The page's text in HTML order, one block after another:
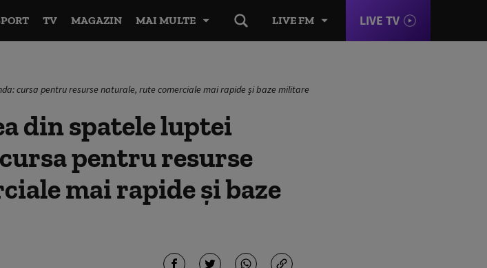
LIVE FM LIVE TV
TV MAGAZIN MAI MULTE
cursa pentru resurse naturale, rute comerciale mai rapide și baze militare
din spatele luptei
pentru resurse
mai rapide și baze